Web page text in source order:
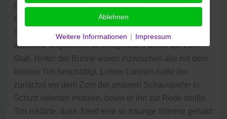
Das die Vorstellung dennoch weiterging, war Josefs
Geistesgegenwart zu verdanken. Nach einer weiteren
Schrecksekunde nahm er Maria an der Hand und
wanderte ungeachtet des Angebotes weiter bis zum
Stall. Hinter der Bühne waren inzwischen alle mit dem
kleinen Tim beschäftigt. Lehrer Larssen hatte ihn
zunächst vor dem Zorn der anderen Schauspieler in
Schutz nehmen müssen, bevor er ihn zur Rede stellte.
Tim erklärte, dass Josef eine so traurige Stimme gehabt
Ablehnen
Weitere Informationen | Impressum